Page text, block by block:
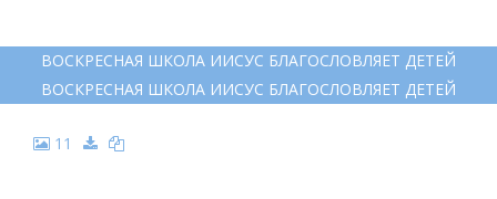
ВОСКРЕСНАЯ ШКОЛА ИИСУС БЛАГОСЛОВЛЯЕТ ДЕТЕЙ
ВОСКРЕСНАЯ ШКОЛА ИИСУС БЛАГОСЛОВЛЯЕТ ДЕТЕЙ
11